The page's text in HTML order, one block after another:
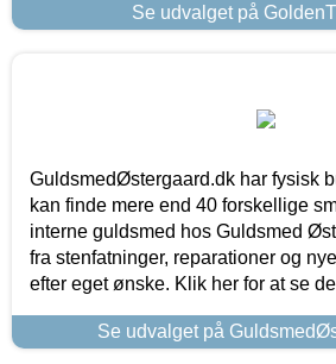
Se udvalget på
GuldsmedØstergaard.dk har fysisk
kan finde mere end 40 forskellige
interne guldsmed hos Guldsmed
fra stenfatninger, reparationer og
efter eget ønske. Klik her for at se
Se udvalget på